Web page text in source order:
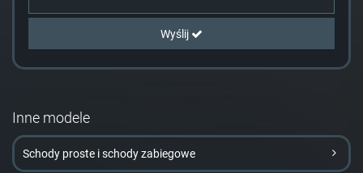
Wyślij
Inne modele
Schody proste i schody zabiegowe